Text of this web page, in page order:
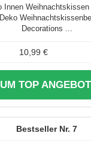
Innen
Decorations ...
10,99 €
TOP
7